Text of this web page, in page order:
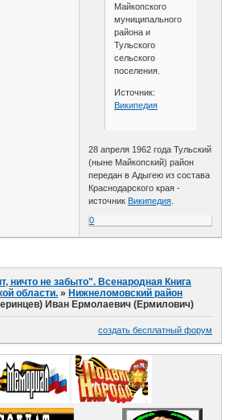
Майкопского
муниципального
района и
Тульского
сельского
поселения.
Источник:
Википедия
28 апреля 1962 года Тульский
(ныне Майкопский) район
передан в Адыгею из состава
Краснодарского края -
источник Википедия
0
ничто не забыто". Всенародная Книга
области. » Нижнеломовский район
Иван Ермолаевич (Ермилович)
создать бесплатный форум